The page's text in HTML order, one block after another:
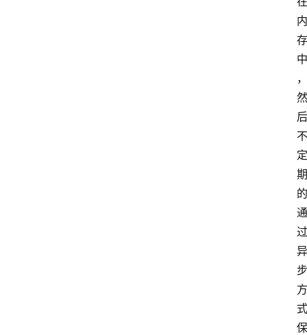
内
存
中
，
然
后
不
定
期
的
通
过
异
步
方
式
保